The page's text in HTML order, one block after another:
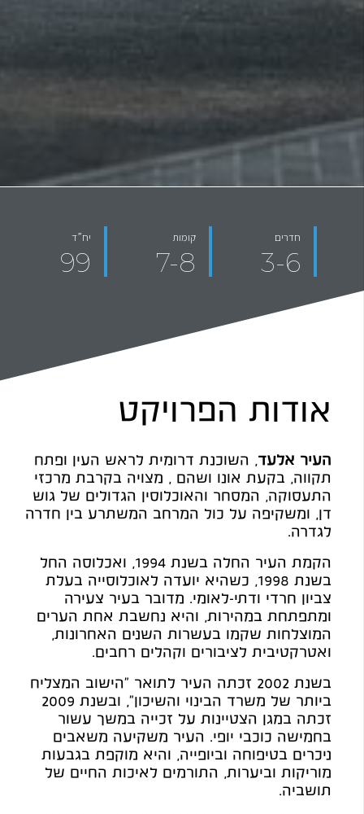
חדרים
3-6
קומות
7-8
יח”ד
99
אודות הפרויקט
העיר אלעד, השוכנת דרומית לראש העין ופתח
תקווה, בקעת אונו ושהם , מצויה בקרבת מרכזי
התעסוקה, המסחר והאוכלוסין הגדולים של גוש
דן, ומשקיפה על כול המרחב המשתרע בין חדרה
לגדרה.
הקמת העיר החלה בשנת 1994, ואכלוסה החל
בשנת 1998, כשהיא יועדה לאוכלוסייה בעלת
צביון חרדי ודתי-לאומי. מדובר בעיר צעירה
ומתפתחת במהירות, והיא נחשבת אחת הערים
המוצלחות שקמו בעשרות השנים האחרונות,
ואטרקטיבית לציבורים וקהלים רחבים.
בשנת 2002 זכתה העיר לתואר "הישוב המצליח
ביותר של משרד הבינוי והשיכון", ובשנת 2009
זכתה במגן הצטיינות על זכייה במשך עשור
בחמישה כוכבי יופי. העיר משקיעה משאבים
ניכרים בטיפוחה וביופייה, והיא מוקפת בגבעות
מוריקות וביערות, התורמים לאיכות החיים של
תושביה.